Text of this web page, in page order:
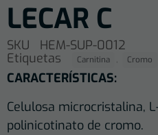
LECAR C
SKU HEM-SUP-0012
Etiquetas Carnitina , Cromo
CARACTERÍSTICAS:
Celulosa microcristalina,
polinicotinato de cromo.